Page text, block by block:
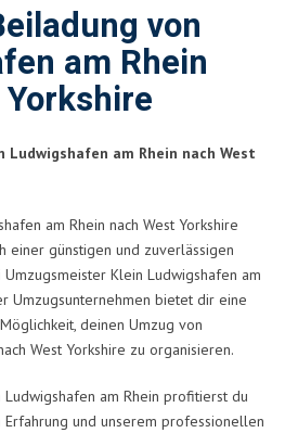
von
am Rhein
Ludwigshafen am Rhein nach West
am Rhein nach West Yorkshire
einer günstigen und zuverlässigen
Klein Ludwigshafen am
Umzugsunternehmen bietet dir eine
deinen Umzug von
West Yorkshire zu organisieren.
am Rhein profitierst du
und unserem professionellen